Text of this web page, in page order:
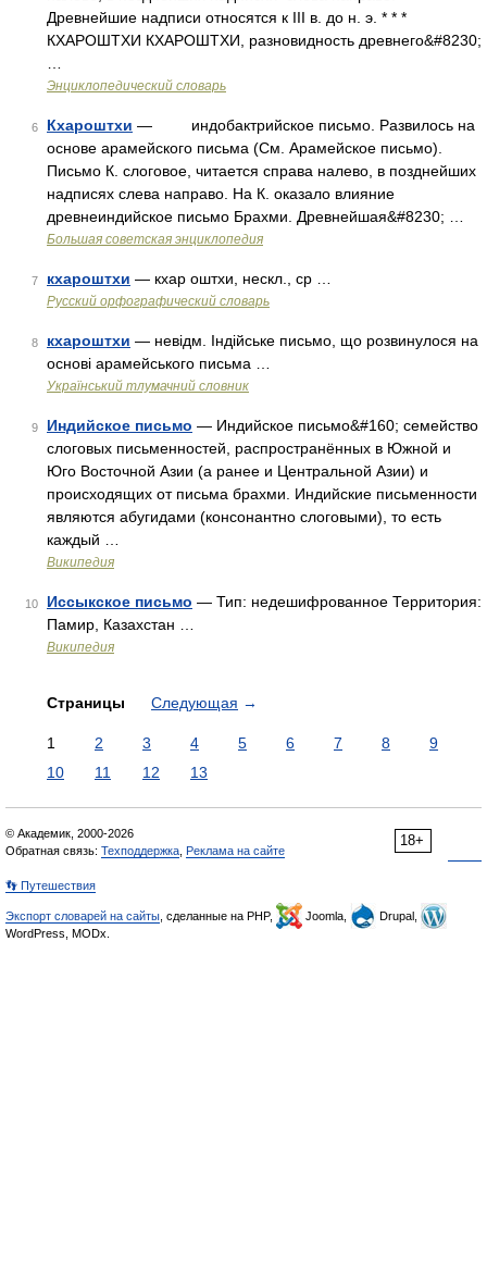
Древнейшие надписи относятся к III в. до н. э. * * *
КХАРОШТХИ КХАРОШТХИ, разновидность древнего&#8230;
Энциклопедический словарь
6 Кхароштхи — индобактрийское письмо. Развилось на
основе арамейского письма (См. Арамейское письмо).
Письмо К. слоговое, читается справа налево, в позднейших
надписях слева направо. На К. оказало влияние
древнеиндийское письмо Брахми. Древнейшая&#8230; …
Большая советская энциклопедия
7 кхароштхи — кхар оштхи, нескл., ср …
Русский орфографический словарь
8 кхароштхи — невідм. Індійське письмо, що розвинулося на
основі арамейського письма …
Український тлумачний словник
9 Индийское письмо — Индийское письмо&#160; семейство
слоговых письменностей, распространённых в Южной и
Юго Восточной Азии (а ранее и Центральной Азии) и
происходящих от письма брахми. Индийские письменности
являются абугидами (консонантно слоговыми), то есть
каждый …
Википедия
10 Иссыкское письмо — Тип: недешифрованное Территория:
Памир, Казахстан …
Википедия
Страницы Следующая →
1 2 3 4 5 6 7 8
9
10
11 12 13
18+
© Академик, 2000-2026
Обратная связь: Техподдержка Реклама на сайте
👣 Путешествия
Экспорт словарей на сайты , сделанные на PHP, Joomla,
Drupal,
WordPress, MODx.